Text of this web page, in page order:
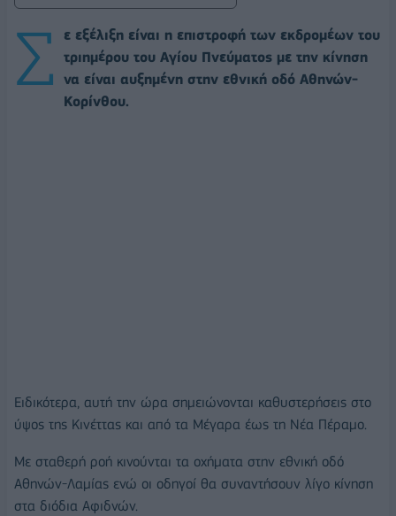
Σ
ε εξέλιξη είναι η επιστροφή των εκδρομέων του
τριημέρου του Αγίου Πνεύματος με την κίνηση
να είναι αυξημένη στην εθνική οδό Αθηνών-
Κορίνθου.
Ειδικότερα, αυτή την ώρα σημειώνονται καθυστερήσεις στο
ύψος της Κινέττας και από τα Μέγαρα έως τη Νέα Πέραμο.
Με σταθερή ροή κινούνται τα οχήματα στην εθνική οδό
Αθηνών-Λαμίας ενώ οι οδηγοί θα συναντήσουν λίγο κίνηση
στα διόδια Αφιδνών.